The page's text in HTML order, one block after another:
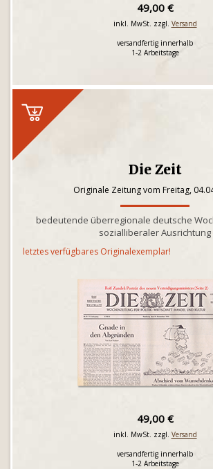
49,00 €
inkl. MwSt. zzgl. Versand
versandfertig innerhalb
1-2 Arbeitstage
Die Zeit
Originale Zeitung vom Freitag,
bedeutende überregionale deutsche
sozialliberaler Ausrichtung
letztes verfügbares Originalexemplar!
49,00 €
inkl. MwSt. zzgl. Versand
versandfertig innerhalb
1-2 Arbeitstage